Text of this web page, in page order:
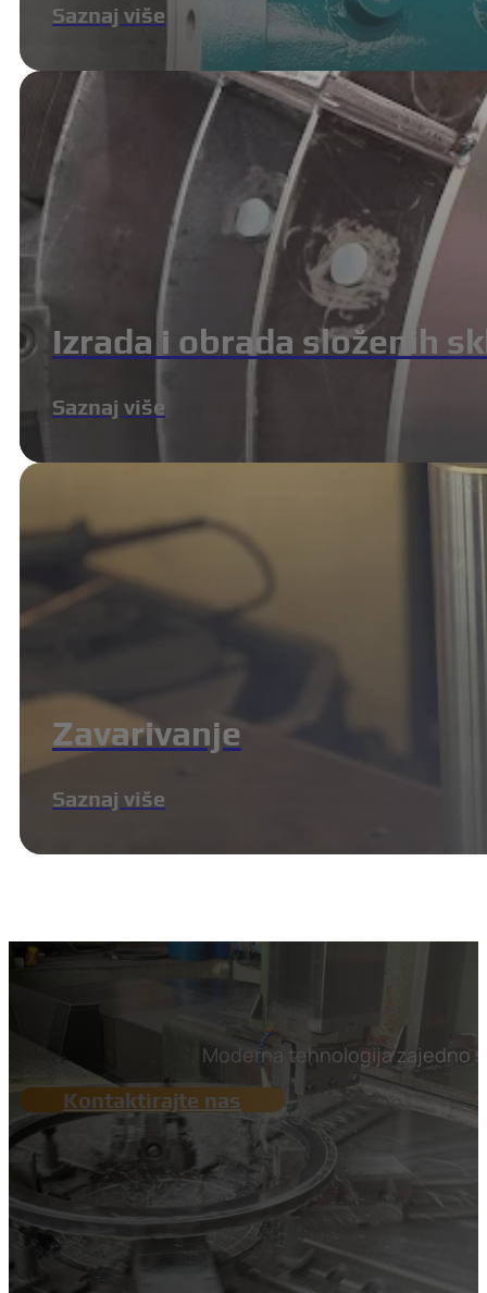
Saznaj više
Izrada i obrada složenih
Saznaj više
Zavarivanje
Saznaj više
Moderna tehnologija zajedno
Kontaktirajte nas